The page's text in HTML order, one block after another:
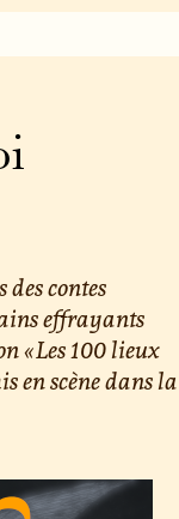
contes
effrayants
« Les 100 lieux
en scène dans la